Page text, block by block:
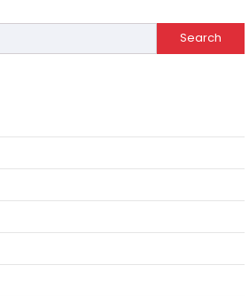
Search